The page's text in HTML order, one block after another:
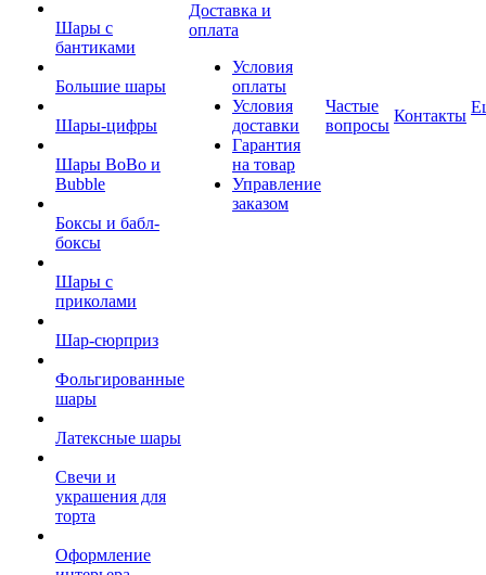
Шары с
бантиками
Большие шары
Шары-цифры
Шары BoBo и
Bubble
Боксы и бабл-
боксы
Шары с
приколами
Шар-сюрприз
Фольгированные
шары
Латексные шары
Свечи и
украшения для
торта
Оформление
Доставка и
оплата
Условия
оплаты
Условия
доставки
Гарантия
на товар
Управление
заказом
Частые
вопросы
Контакты